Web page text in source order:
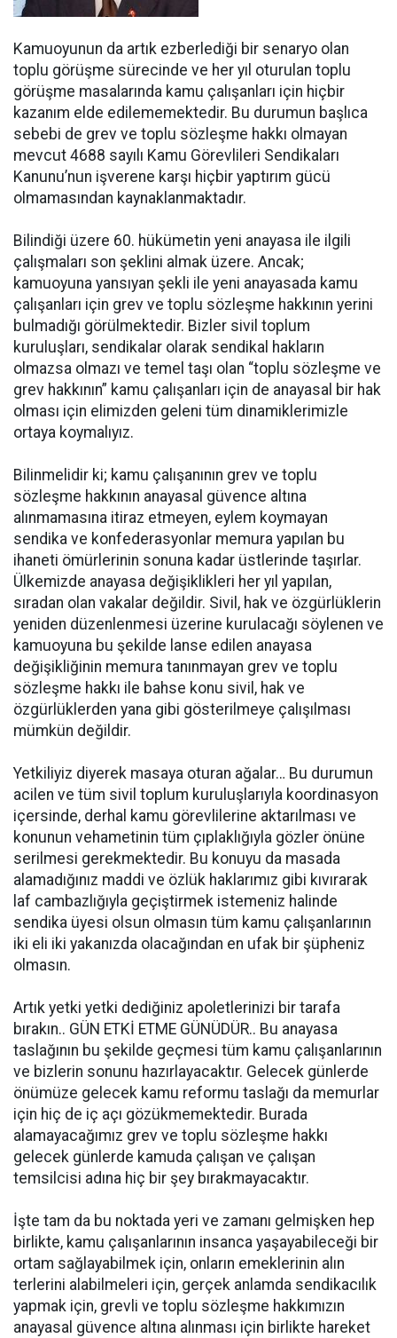
Kamuoyunun da artık ezberlediği bir senaryo olan
toplu görüşme sürecinde ve her yıl oturulan toplu
görüşme masalarında kamu çalışanları için hiçbir
kazanım elde edilememektedir. Bu durumun başlıca
sebebi de grev ve toplu sözleşme hakkı olmayan
mevcut 4688 sayılı Kamu Görevlileri Sendikaları
Kanunu’nun işverene karşı hiçbir yaptırım gücü
olmamasından kaynaklanmaktadır.
Bilindiği üzere 60. hükümetin yeni anayasa ile ilgili
çalışmaları son şeklini almak üzere. Ancak;
kamuoyuna yansıyan şekli ile yeni anayasada kamu
çalışanları için grev ve toplu sözleşme hakkının yerini
bulmadığı görülmektedir. Bizler sivil toplum
kuruluşları, sendikalar olarak sendikal hakların
olmazsa olmazı ve temel taşı olan “toplu sözleşme ve
grev hakkının” kamu çalışanları için de anayasal bir hak
olması için elimizden geleni tüm dinamiklerimizle
ortaya koymalıyız.
Bilinmelidir ki; kamu çalışanının grev ve toplu
sözleşme hakkının anayasal güvence altına
alınmamasına itiraz etmeyen, eylem koymayan
sendika ve konfederasyonlar memura yapılan bu
ihaneti ömürlerinin sonuna kadar üstlerinde taşırlar.
Ülkemizde anayasa değişiklikleri her yıl yapılan,
sıradan olan vakalar değildir. Sivil, hak ve özgürlüklerin
yeniden düzenlenmesi üzerine kurulacağı söylenen ve
kamuoyuna bu şekilde lanse edilen anayasa
değişikliğinin memura tanınmayan grev ve toplu
sözleşme hakkı ile bahse konu sivil, hak ve
özgürlüklerden yana gibi gösterilmeye çalışılması
mümkün değildir.
Yetkiliyiz diyerek masaya oturan ağalar… Bu durumun
acilen ve tüm sivil toplum kuruluşlarıyla koordinasyon
içersinde, derhal kamu görevlilerine aktarılması ve
konunun vehametinin tüm çıplaklığıyla gözler önüne
serilmesi gerekmektedir. Bu konuyu da masada
alamadığınız maddi ve özlük haklarımız gibi kıvırarak
laf cambazlığıyla geçiştirmek istemeniz halinde
sendika üyesi olsun olmasın tüm kamu çalışanlarının
iki eli iki yakanızda olacağından en ufak bir şüpheniz
olmasın.
Artık yetki yetki dediğiniz apoletlerinizi bir tarafa
bırakın.. GÜN ETKİ ETME GÜNÜDÜR.. Bu anayasa
taslağının bu şekilde geçmesi tüm kamu çalışanlarının
ve bizlerin sonunu hazırlayacaktır. Gelecek günlerde
önümüze gelecek kamu reformu taslağı da memurlar
için hiç de iç açı gözükmemektedir. Burada
alamayacağımız grev ve toplu sözleşme hakkı
gelecek günlerde kamuda çalışan ve çalışan
temsilcisi adına hiç bir şey bırakmayacaktır.
İşte tam da bu noktada yeri ve zamanı gelmişken hep
birlikte, kamu çalışanlarının insanca yaşayabileceği bir
ortam sağlayabilmek için, onların emeklerinin alın
terlerini alabilmeleri için, gerçek anlamda sendikacılık
yapmak için, grevli ve toplu sözleşme hakkımızın
anayasal güvence altına alınması için birlikte hareket